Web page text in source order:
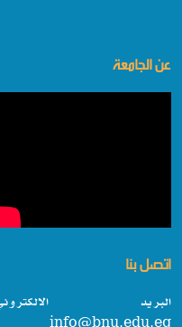
عن الجامعة
اتصل بنا
البريد